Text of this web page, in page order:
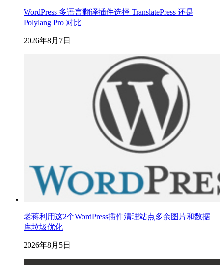
WordPress 多语言翻译插件选择 TranslatePress 还是
Polylang Pro 对比
2026年8月7日
老蒋利用这2个WordPress插件清理站点多余图片和数据
库垃圾优化
2026年8月5日